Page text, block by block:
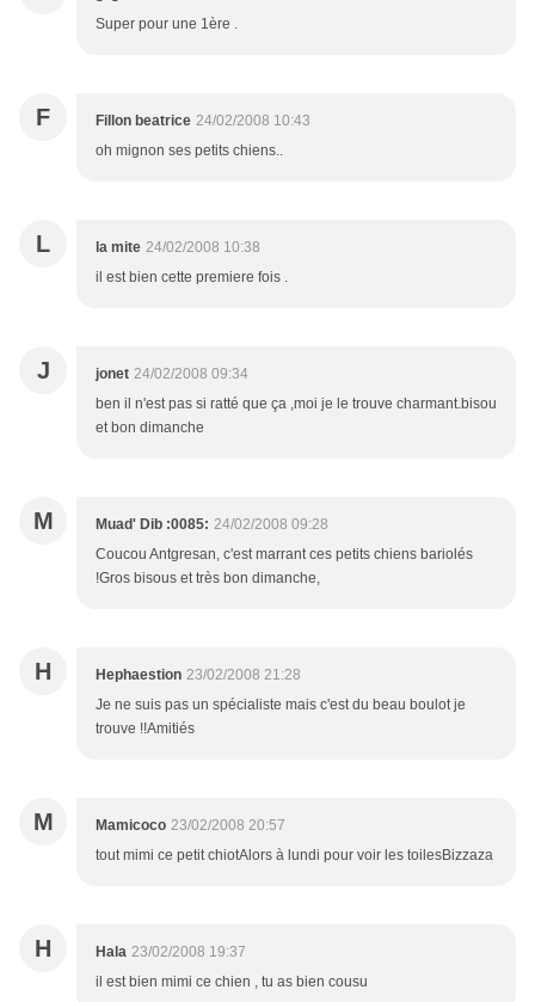
Super pour une 1ère .
F Fillon beatrice 24/02/2008 10:43
oh mignon ses petits chiens..
L la mite 24/02/2008 10:38
il est bien cette premiere fois .
J jonet 24/02/2008 09:34
ben il n'est pas si ratté que ça ,moi je le trouve charmant.bisou
et bon dimanche
M Muad' Dib :0085: 24/02/2008 09:28
Coucou Antgresan, c'est marrant ces petits chiens bariolés
!Gros bisous et très bon dimanche,
H Hephaestion 23/02/2008 21:28
Je ne suis pas un spécialiste mais c'est du beau boulot je
trouve !!Amitiés
M Mamicoco 23/02/2008 20:57
tout mimi ce petit chiotAlors à lundi pour voir les toilesBizzaza
H Hala 23/02/2008 19:37
il est bien mimi ce chien , tu as bien cousu